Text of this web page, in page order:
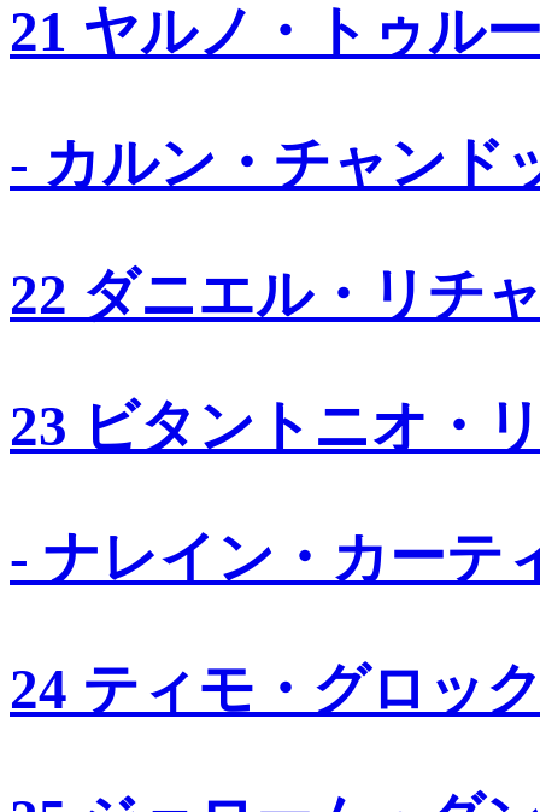
21 ヤルノ・トゥル
- カルン・チャンド
22 ダニエル・リチ
23 ビタントニオ・
- ナレイン・カーテ
24 ティモ・グロッ